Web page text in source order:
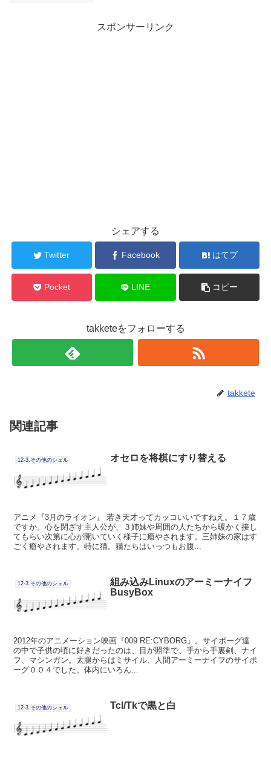
スポンサーリンク
シェアする
Twitter Facebook はてブ
Pocket LINE コピー
takketeをフォローする
takkete
関連記事
12-3.その他のシェル オセロを将棋にすり替える
アニメ『3月のライオン』 若き天才ってカッコいいですねえ。１７歳
ですか。心を閉ざす主人公が、３姉妹や周囲の人たちから暖かく接し
てもらい次第に心が開いていく様子に癒やされます。三姉妹の家はす
ごく癒やされます。特に猫。猫たちはいっつもお腹...
12-3.その他のシェル
組み込みLinuxのアーミーナイフ
BusyBox
2012年のアニメーション映画『009 RE:CYBORG』。サイボーグ達
の中で子供の頃に好きだったのは、目が照準で、手から手裏剣、ナイ
フ、マシンガン。太腿からはミサイル、人間アーミーナイフのサイボ
ーグ００４でした。体内にいろん...
12-3.その他のシェル Tcl/Tkで黒と白